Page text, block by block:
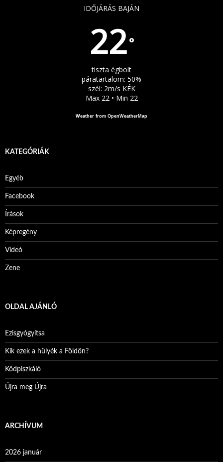
IDŐJÁRÁS BAJÁN
22°
tiszta égbolt
páratartalom: 50%
szél: 2m/s KÉK
Max 22 • Min 22
Weather from OpenWeatherMap
KATEGÓRIÁK
Egyéb
Facebook
Írások
Képregény
Videó
Zene
OLDAL AJÁNLÓ
Ezisgyógyítsa
Kik ezek a hülyék a Földön?
Ködpiszkáló
Újra meg Újra
ARCHÍVUM
2026 január